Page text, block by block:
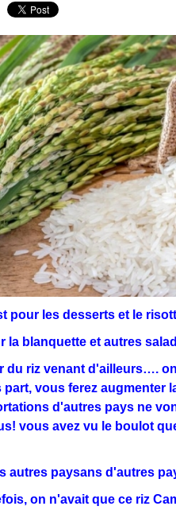
pour les desserts et le
la blanquette et autres
du riz venant d'ailleurs….
part, vous ferez augmenter
d'autres pays ne
vous avez vu le boulot
autres paysans d'autres
on n'avait que ce riz